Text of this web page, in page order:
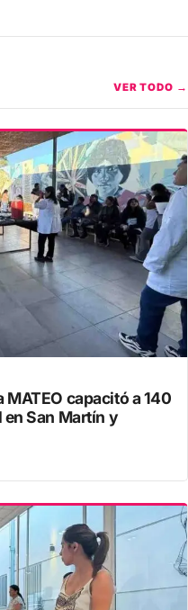
VER TODO →
capacitó a 140
San Martín y